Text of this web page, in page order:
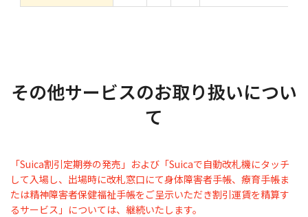
その他サービスのお取り扱いについ
て
「Suica割引定期券の発売」および「Suicaで自動改札機にタッチ
して入場し、出場時に改札窓口にて身体障害者手帳、療育手帳ま
たは精神障害者保健福祉手帳をご呈示いただき割引運賃を精算す
るサービス」については、継続いたします。